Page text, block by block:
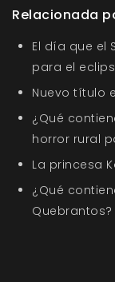
Relacionada
El día que el
para el
Nuevo título
¿Qué
horror rural
La princesa
¿Qué
Quebrantos?